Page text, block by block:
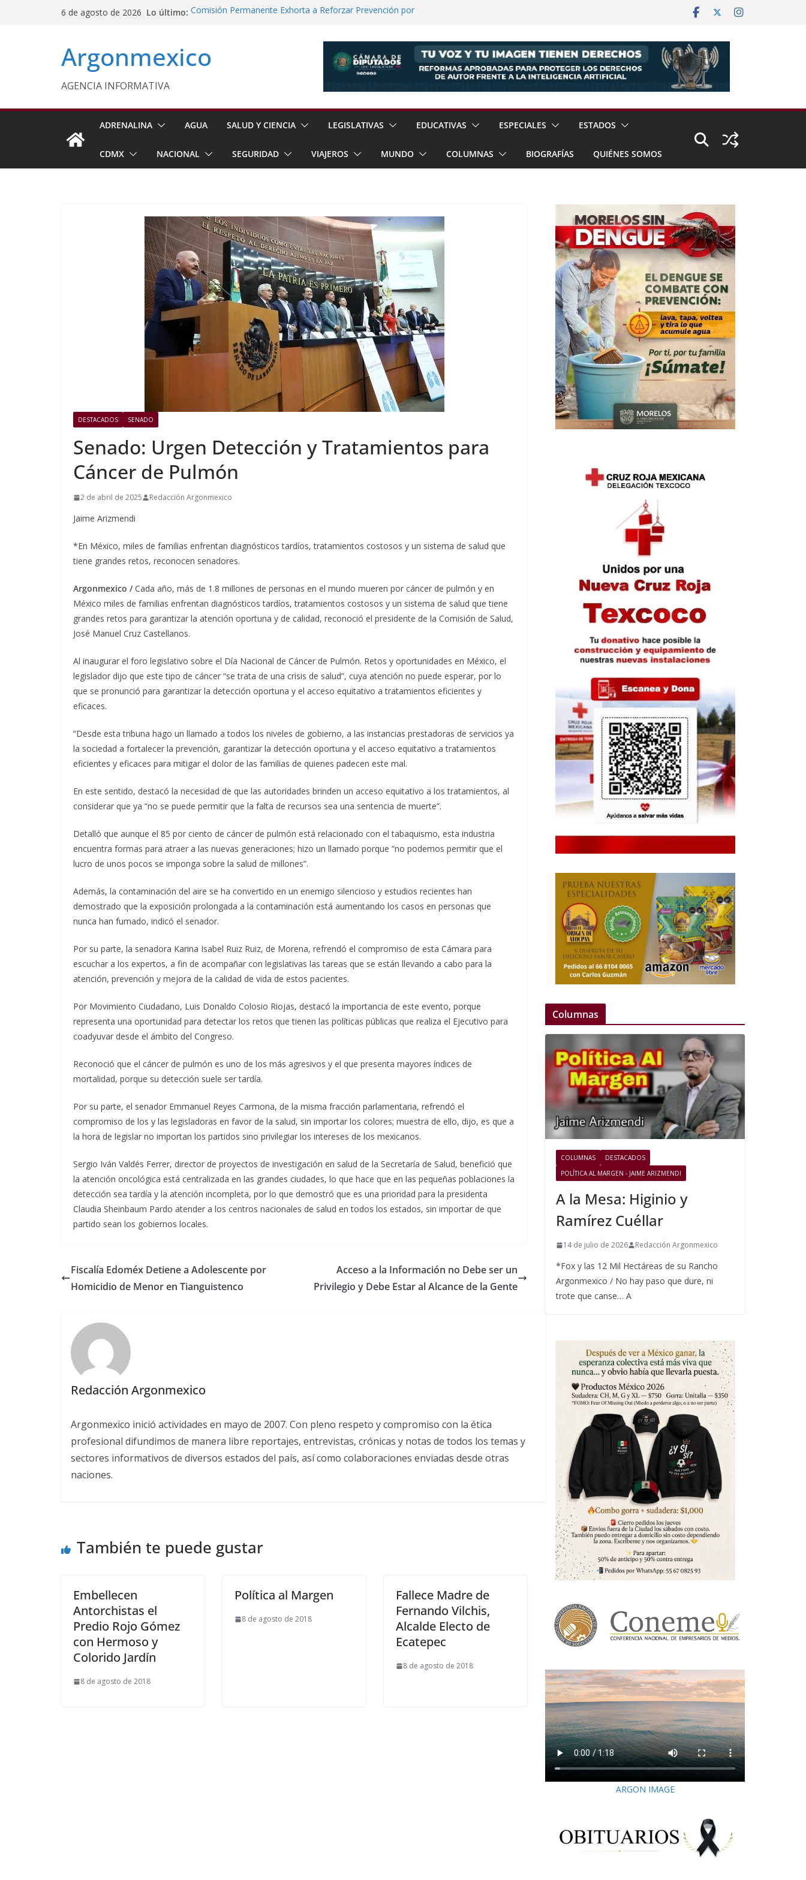
6 de agosto de 2026 Lo último: Comisión Permanente Exhorta a Reforzar Prevención por
Javier Saldaña Fortalece Aspiración con Multitudinario Evento
Reconoce ANTAD Morelos Estrategias de Seguridad de la
Siembra de 6.6 Millones de Árboles
Argonmexico
AGENCIA INFORMATIVA
ADRENALINA AGUA SALUD Y CIENCIA LEGISLATIVAS EDUCATIVAS ESPECIALES ESTADOS
CDMX NACIONAL SEGURIDAD VIAJEROS MUNDO COLUMNAS BIOGRAFÍAS QUIÉNES SOMOS
DESTACADOS SENADO
Senado: Urgen Detección y Tratamientos para
Cáncer de Pulmón
2 de abril de 2025 Redacción Argonmexico
Jaime Arizmendi
*En México, miles de familias enfrentan diagnósticos tardíos, tratamientos costosos y un sistema de salud que
tiene grandes retos, reconocen senadores.
Argonmexico /Cada año, más de 1.8 millones de personas en el mundo mueren por cáncer de pulmón y en
México miles de familias enfrentan diagnósticos tardíos, tratamientos costosos y un sistema de salud que tiene
grandes retos para garantizar la atención oportuna y de calidad, reconoció el presidente de la Comisión de Salud,
José Manuel Cruz Castellanos.
Al inaugurar el foro legislativo sobre el Día Nacional de Cáncer de Pulmón. Retos y oportunidades en México, el
legislador dijo que este tipo de cáncer “se trata de una crisis de salud”, cuya atención no puede esperar, por lo
que se pronunció para garantizar la detección oportuna y el acceso equitativo a tratamientos eficientes y
eficaces.
“Desde esta tribuna hago un llamado a todos los niveles de gobierno, a las instancias prestadoras de servicios ya
la sociedad a fortalecer la prevención, garantizar la detección oportuna y el acceso equitativo a tratamientos
eficientes y eficaces para mitigar el dolor de las familias de quienes padecen este mal.
En este sentido, destacó la necesidad de que las autoridades brinden un acceso equitativo a los tratamientos, al
considerar que ya “no se puede permitir que la falta de recursos sea una sentencia de muerte”.
Detalló que aunque el 85 por ciento de cáncer de pulmón está relacionado con el tabaquismo, esta industria
encuentra formas para atraer a las nuevas generaciones; hizo un llamado porque “no podemos permitir que el
lucro de unos pocos se imponga sobre la salud de millones”.
Además, la contaminación del aire se ha convertido en un enemigo silencioso y estudios recientes han
demostrado que la exposición prolongada a la contaminación está aumentando los casos en personas que
nunca han fumado, indicó el senador.
Por su parte, la senadora Karina Isabel Ruiz Ruiz, de Morena, refrendó el compromiso de esta Cámara para
escuchar a los expertos, a fin de acompañar con legislativas las tareas que se están llevando a cabo para la
atención, prevención y mejora de la calidad de vida de estos pacientes.
Por Movimiento Ciudadano, Luis Donaldo Colosio Riojas, destacó la importancia de este evento, porque
representa una oportunidad para detectar los retos que tienen las políticas públicas que realiza el Ejecutivo para
coadyuvar desde el ámbito del Congreso.
Reconoció que el cáncer de pulmón es uno de los más agresivos y el que presenta mayores índices de
mortalidad, porque su detección suele ser tardía.
Por su parte, el senador Emmanuel Reyes Carmona, de la misma fracción parlamentaria, refrendó el
compromiso de los y las legisladoras en favor de la salud, sin importar los colores; muestra de ello, dijo, es que a
la hora de legislar no importan los partidos sino privilegiar los intereses de los mexicanos.
Sergio Iván Valdés Ferrer, director de proyectos de investigación en salud de la Secretaría de Salud, benefició que
la atención oncológica está centralizada en las grandes ciudades, lo que hace que en las pequeñas poblaciones la
detección sea tardía y la atención incompleta, por lo que demostró que es una prioridad para la presidenta
Claudia Sheinbaum Pardo atender a los centros nacionales de salud en todos los estados, sin importar de que
partido sean los gobiernos locales.
Fiscalía Edoméx Detiene a Adolescente por
Homicidio de Menor en Tianguistenco
Acceso a la Información no Debe ser un
Privilegio y Debe Estar al Alcance de la Gente
Redacción Argonmexico
Argonmexico inició actividades en mayo de 2007. Con pleno respeto y compromiso con la ética
profesional difundimos de manera libre reportajes, entrevistas, crónicas y notas de todos los temas y
sectores informativos de diversos estados del país, así como colaboraciones enviadas desde otras
naciones.
También te puede gustar
Embellecen
Antorchistas el
Predio Rojo Gómez
con Hermoso y
Colorido Jardín
8 de agosto de 2018
Política al Margen
8 de agosto de 2018
Fallece Madre de
Fernando Vilchis,
Alcalde Electo de
Ecatepec
8 de agosto de 2018
Columnas
COLUMNAS
DESTACADOS
POLÍTICA AL MARGEN - JAIME ARIZMENDI
A la Mesa: Higinio y
Ramírez Cuéllar
14 de julio de 2026 Redacción Argonmexico
*Fox y las 12 Mil Hectáreas de su Rancho
Argonmexico / No hay paso que dure, ni
trote que canse… A
ARGON IMAGE